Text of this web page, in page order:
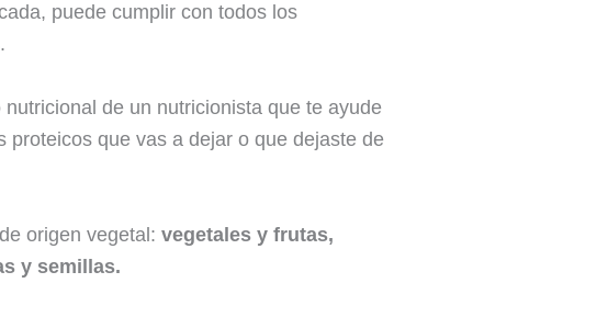
puede cumplir con todos los
de un nutricionista que te ayude
que vas a dejar o que dejaste de
origen vegetal:vegetales y frutas,
y semillas.